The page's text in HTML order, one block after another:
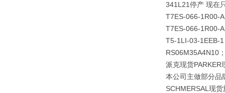
341L21停产 现在
T7ES-066-1R00-
T7ES-066-1R00-
T5-1LI-03-1EEB-
RS06M35A4N10
派克现货PARKER
本公司主做部分品
SCHMERSAL现